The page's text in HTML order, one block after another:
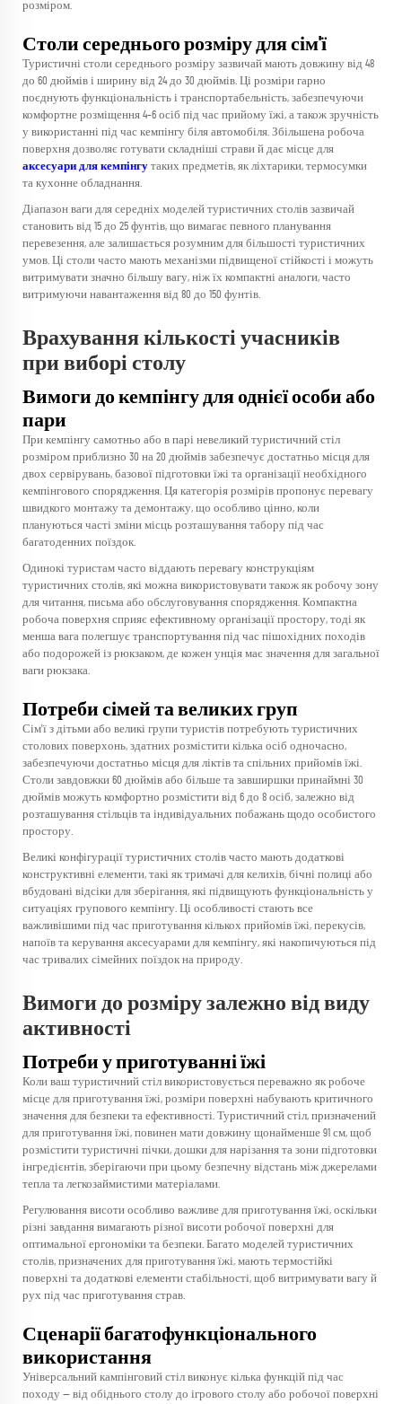
розміром.
Столи середнього розміру для сім'ї
Туристичні столи середнього розміру зазвичай мають довжину від 48
до 60 дюймів і ширину від 24 до 30 дюймів. Ці розміри гарно
поєднують функціональність і транспортабельність, забезпечуючи
комфортне розміщення 4–6 осіб під час прийому їжі, а також зручність
у використанні під час кемпінгу біля автомобіля. Збільшена робоча
поверхня дозволяє готувати складніші страви й дає місце для
аксесуари для кемпінгу таких предметів, як ліхтарики, термосумки
та кухонне обладнання.
Діапазон ваги для середніх моделей туристичних столів зазвичай
становить від 15 до 25 фунтів, що вимагає певного планування
перевезення, але залишається розумним для більшості туристичних
умов. Ці столи часто мають механізми підвищеної стійкості і можуть
витримувати значно більшу вагу, ніж їх компактні аналоги, часто
витримуючи навантаження від 80 до 150 фунтів.
Врахування кількості учасників
при виборі столу
Вимоги до кемпінгу для однієї особи або
пари
При кемпінгу самотньо або в парі невеликий туристичний стіл
розміром приблизно 30 на 20 дюймів забезпечує достатньо місця для
двох сервірувань, базової підготовки їжі та організації необхідного
кемпінгового спорядження. Ця категорія розмірів пропонує перевагу
швидкого монтажу та демонтажу, що особливо цінно, коли
плануються часті зміни місць розташування табору під час
багатоденних поїздок.
Одинокі туристам часто віддають перевагу конструкціям
туристичних столів, які можна використовувати також як робочу зону
для читання, письма або обслуговування спорядження. Компактна
робоча поверхня сприяє ефективному організації простору, тоді як
менша вага полегшує транспортування під час пішохідних походів
або подорожей із рюкзаком, де кожен унція має значення для загальної
ваги рюкзака.
Потреби сімей та великих груп
Сім'ї з дітьми або великі групи туристів потребують туристичних
столових поверхонь, здатних розмістити кілька осіб одночасно,
забезпечуючи достатньо місця для ліктів та спільних прийомів їжі.
Столи завдовжки 60 дюймів або більше та завширшки принаймні 30
дюймів можуть комфортно розмістити від 6 до 8 осіб, залежно від
розташування стільців та індивідуальних побажань щодо особистого
простору.
Великі конфігурації туристичних столів часто мають додаткові
конструктивні елементи, такі як тримачі для келихів, бічні полиці або
вбудовані відсіки для зберігання, які підвищують функціональність у
ситуаціях групового кемпінгу. Ці особливості стають все
важливішими під час приготування кількох прийомів їжі, перекусів,
напоїв та керування аксесуарами для кемпінгу, які накопичуються під
час тривалих сімейних поїздок на природу.
Вимоги до розміру залежно від виду
активності
Потреби у приготуванні їжі
Коли ваш туристичний стіл використовується переважно як робоче
місце для приготування їжі, розміри поверхні набувають критичного
значення для безпеки та ефективності. Туристичний стіл, призначений
для приготування їжі, повинен мати довжину щонайменше 91 см, щоб
розмістити туристичні пічки, дошки для нарізання та зони підготовки
інгредієнтів, зберігаючи при цьому безпечну відстань між джерелами
тепла та легкозаймистими матеріалами.
Регулювання висоти особливо важливе для приготування їжі, оскільки
різні завдання вимагають різної висоти робочої поверхні для
оптимальної ергономіки та безпеки. Багато моделей туристичних
столів, призначених для приготування їжі, мають термостійкі
поверхні та додаткові елементи стабільності, щоб витримувати вагу й
рух під час приготування страв.
Сценарії багатофункціонального
використання
Універсальний кампінговий стіл виконує кілька функцій під час
походу — від обіднього столу до ігрового столу або робочої поверхні